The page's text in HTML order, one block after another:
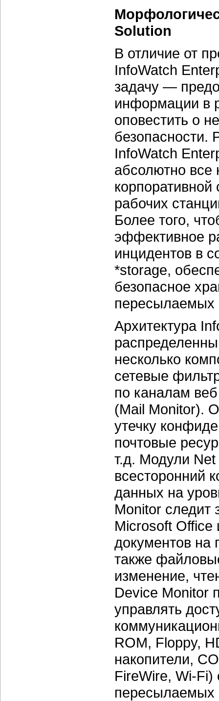
Solution
В отличие от
InfoWatch
задачу —
информации в
оповестить о
безопасности.
InfoWatch
абсолютно
рабочих
Более того,
эффективное
инцидентов в
*storage,
безопасное
пересылаемых
Архитектура
несколько
сетевые
по каналам
(Mail Monitor).
утечку
почтовые
т.д. Модули
всесторонний
данных на
Monitor следит
Microsoft Office
документов на
также
изменение,
Device Monitor
управлять
ROM, Floppy,
накопители,
FireWire, Wi-Fi)
пересылаемых